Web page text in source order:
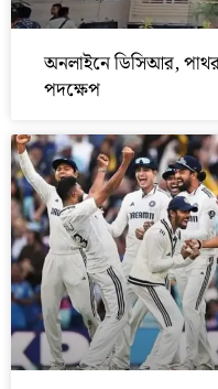
অনলাইনে ডিসিআর,
পদক্ষেপ